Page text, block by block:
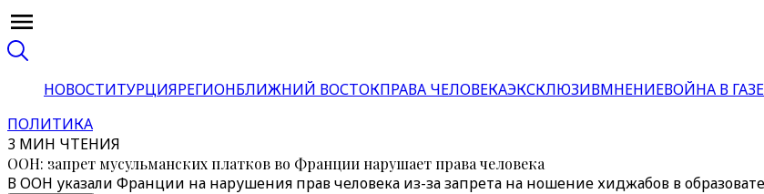
НОВОСТИТУРЦИЯРЕГИОНБЛИЖНИЙ ВОСТОКПРАВА ЧЕЛОВЕКАЭКСКЛЮЗИВМНЕНИЕВОЙНА В ГАЗЕ
ПОЛИТИКА
3 МИН ЧТЕНИЯ
ООН: запрет мусульманских платков во Франции нарушает права человека
В ООН указали Франции на нарушения прав человека из-за запрета на ношение хиджабов в